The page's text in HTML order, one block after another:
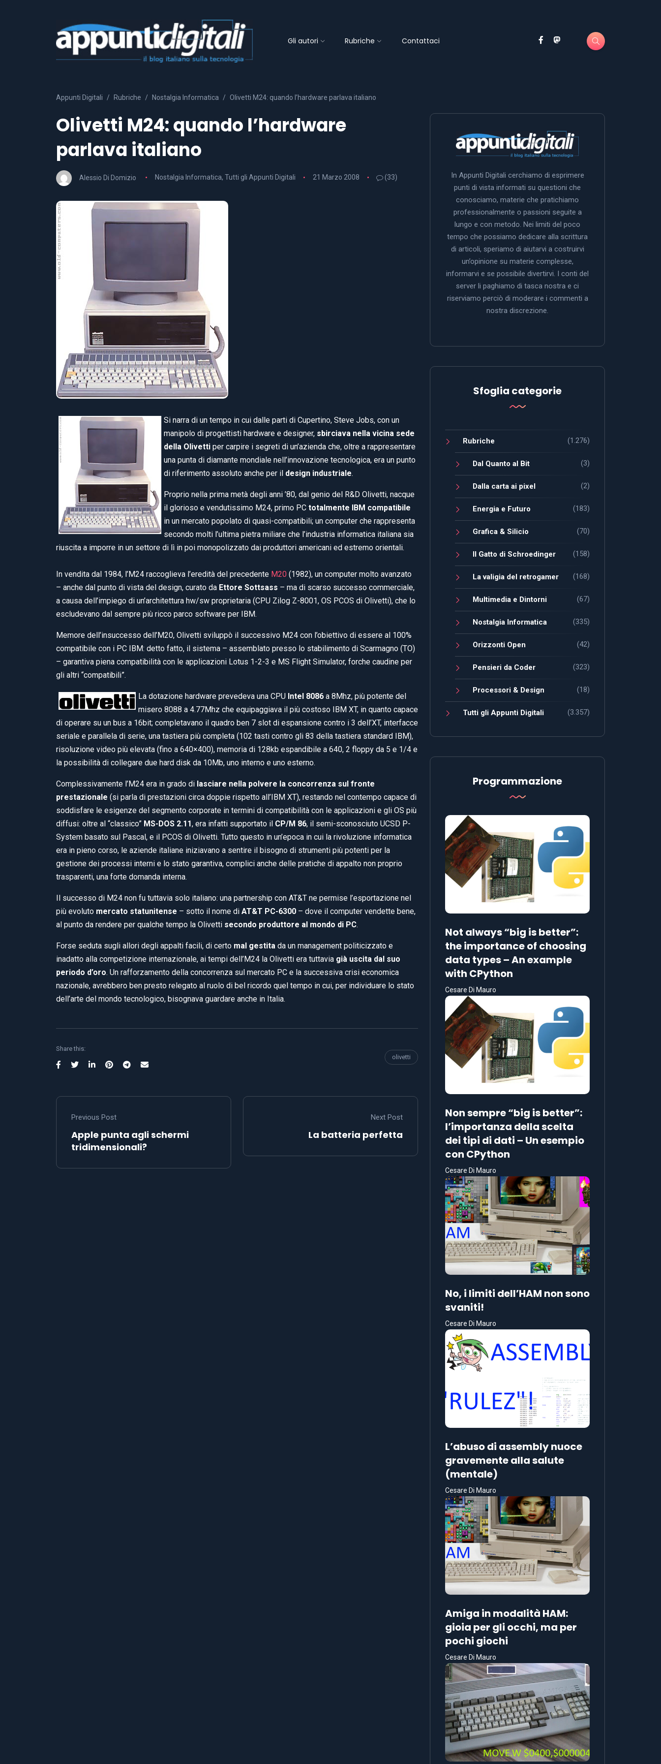
Gli autori Rubriche Contattaci
Appunti Digitali Rubriche Nostalgia Informatica Olivetti M24: quando l’hardware parlava italiano
Olivetti M24: quando l’hardware
parlava italiano
Alessio Di Domizio Nostalgia Informatica, Tutti gli Appunti Digitali 21 Marzo 2008 (33)
Si narra di un tempo in cui dalle parti di Cupertino, Steve Jobs, con un
manipolo di progettisti hardware e designer, sbirciava nella vicina sede
della Olivetti per carpire i segreti di un’azienda che, oltre a rappresentare
una punta di diamante mondiale nell’innovazione tecnologica, era un punto
di riferimento assoluto anche per il design industriale.
Proprio nella prima metà degli anni ’80, dal genio del R&D Olivetti, nacque
il glorioso e vendutissimo M24, primo PC totalmente IBM compatibile
in un mercato popolato di quasi-compatibili; un computer che rappresenta
secondo molti l’ultima pietra miliare che l’industria informatica italiana sia
riuscita a imporre in un settore di lì in poi monopolizzato dai produttori americani ed estremo orientali.
In vendita dal 1984, l’M24 raccoglieva l’eredità del precedente M20 (1982), un computer molto avanzato
– anche dal punto di vista del design, curato da Ettore Sottsass – ma di scarso successo commerciale,
a causa dell’impiego di un’architettura hw/sw proprietaria (CPU Zilog Z-8001, OS PCOS di Olivetti), che lo
escludevano dal sempre più ricco parco software per IBM.
Memore dell’insuccesso dell’M20, Olivetti sviluppò il successivo M24 con l’obiettivo di essere al 100%
compatibile con i PC IBM: detto fatto, il sistema – assemblato presso lo stabilimento di Scarmagno (TO)
– garantiva piena compatibilità con le applicazioni Lotus 1-2-3 e MS Flight Simulator, forche caudine per
gli altri “compatibili”.
La dotazione hardware prevedeva una CPU Intel 8086 a 8Mhz, più potente del
misero 8088 a 4.77Mhz che equipaggiava il più costoso IBM XT, in quanto capace
di operare su un bus a 16bit; completavano il quadro ben 7 slot di espansione contro i 3 dell’XT, interfacce
seriale e parallela di serie, una tastiera più completa (102 tasti contro gli 83 della tastiera standard IBM),
risoluzione video più elevata (fino a 640×400), memoria di 128kb espandibile a 640, 2 floppy da 5 e 1/4 e
la possibilità di collegare due hard disk da 10Mb, uno interno e uno esterno.
Complessivamente l’M24 era in grado di lasciare nella polvere la concorrenza sul fronte
prestazionale (si parla di prestazioni circa doppie rispetto all’IBM XT), restando nel contempo capace di
soddisfare le esigenze del segmento corporate in termini di compatibilità con le applicazioni e gli OS più
diffusi: oltre al “classico” MS-DOS 2.11, era infatti supportato il CP/M 86, il semi-sconosciuto UCSD P-
System basato sul Pascal, e il PCOS di Olivetti. Tutto questo in un’epoca in cui la rivoluzione informatica
era in pieno corso, le aziende italiane iniziavano a sentire il bisogno di strumenti più potenti per la
gestione dei processi interni e lo stato garantiva, complici anche delle pratiche di appalto non proprio
trasparenti, una forte domanda interna.
Il successo di M24 non fu tuttavia solo italiano: una partnership con AT&T ne permise l’esportazione nel
più evoluto mercato statunitense – sotto il nome di AT&T PC-6300 – dove il computer vendette bene,
al punto da rendere per qualche tempo la Olivetti secondo produttore al mondo di PC.
Forse seduta sugli allori degli appalti facili, di certo mal gestita da un management politicizzato e
inadatto alla competizione internazionale, ai tempi dell’M24 la Olivetti era tuttavia già uscita dal suo
periodo d’oro. Un rafforzamento della concorrenza sul mercato PC e la successiva crisi economica
nazionale, avrebbero ben presto relegato al ruolo di bel ricordo quel tempo in cui, per individuare lo stato
dell’arte del mondo tecnologico, bisognava guardare anche in Italia.
Share this:
olivetti
Previous Post
Apple punta agli schermi
tridimensionali?
Next Post
La batteria perfetta
In Appunti Digitali cerchiamo di esprimere
punti di vista informati su questioni che
conosciamo, materie che pratichiamo
professionalmente o passioni seguite a
lungo e con metodo. Nei limiti del poco
tempo che possiamo dedicare alla scrittura
di articoli, speriamo di aiutarvi a costruirvi
un’opinione su materie complesse,
informarvi e se possibile divertirvi. I conti del
server li paghiamo di tasca nostra e ci
riserviamo perciò di moderare i commenti a
nostra discrezione.
Sfoglia categorie
Rubriche (1.276)
Dal Quanto al Bit (3)
Dalla carta ai pixel (2)
Energia e Futuro (183)
Grafica & Silicio (70)
Il Gatto di Schroedinger (158)
La valigia del retrogamer (168)
Multimedia e Dintorni (67)
Nostalgia Informatica (335)
Orizzonti Open (42)
Pensieri da Coder (323)
Processori & Design (18)
Tutti gli Appunti Digitali (3.357)
Programmazione
Not always “big is better”:
the importance of choosing
data types – An example
with CPython
Cesare Di Mauro
Non sempre “big is better”:
l’importanza della scelta
dei tipi di dati – Un esempio
con CPython
Cesare Di Mauro
No, i limiti dell’HAM non sono
svaniti!
Cesare Di Mauro
L’abuso di assembly nuoce
gravemente alla salute
(mentale)
Cesare Di Mauro
Amiga in modalità HAM:
gioia per gli occhi, ma per
pochi giochi
Cesare Di Mauro